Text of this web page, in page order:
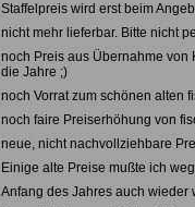
Staffelpreis wird erst beim
nicht mehr lieferbar. Bitte nicht
noch Preis aus Übernahme von
die Jahre ;)
noch Vorrat zum schönen alten
noch faire Preiserhöhung von
neue, nicht nachvollziehbare
Einige alte Preise mußte ich
Anfang des Jahres auch